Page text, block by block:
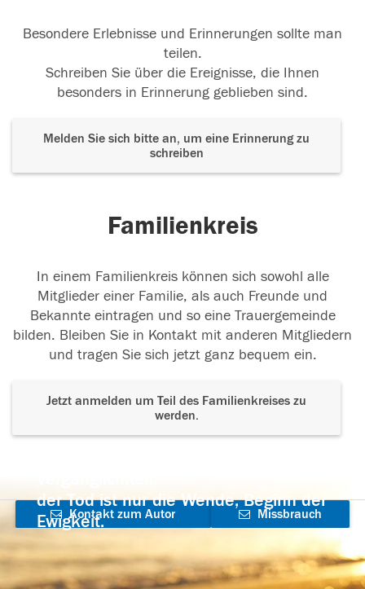
Besondere Erlebnisse und Erinnerungen sollte man
teilen.
Schreiben Sie über die Ereignisse, die Ihnen
besonders in Erinnerung geblieben sind.
Melden Sie sich bitte an, um eine Erinnerung zu
schreiben
Familienkreis
In einem Familienkreis können sich sowohl alle
Mitglieder einer Familie, als auch Freunde und
Bekannte eintragen und so eine Trauergemeinde
bilden. Bleiben Sie in Kontakt mit anderen Mitgliedern
und tragen Sie sich jetzt ganz bequem ein.
Jetzt anmelden um Teil des Familienkreises zu
werden.
der Tod ist nur die Wende, Beginn der
Ewigkeit.
Kontakt zum Autor
aufnehmen
Missbrauch